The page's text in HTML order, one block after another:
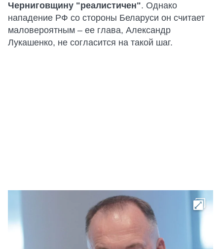
Черниговщину "реалистичен". Однако
нападение РФ со стороны Беларуси он считает
маловероятным – ее глава, Александр
Лукашенко, не согласится на такой шаг.